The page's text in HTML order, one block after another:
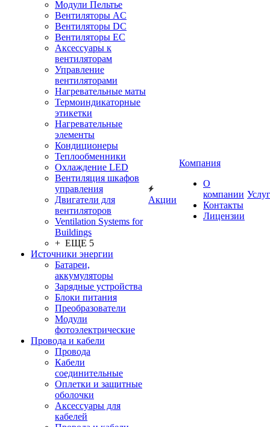
Модули Пельтье
Вентиляторы AC
Вентиляторы DC
Вентиляторы EC
Аксессуары к
вентиляторам
Управление
вентиляторами
Нагревательные маты
Термоиндикаторные
этикетки
Нагревательные
элементы
Кондиционеры
Теплообменники
Охлаждение LED
Вентиляция шкафов
управления
Двигатели для
вентиляторов
Ventilation Systems for
Buildings
+ ЕЩЕ 5
Источники энергии
Батареи,
аккумуляторы
Зарядные устройства
Блоки питания
Преобразователи
Модули
фотоэлектрические
Провода и кабели
Провода
Кабели
соединительные
Оплетки и защитные
оболочки
Аксессуары для
кабелей
Акции
Компания
О
компании
Контакты
Лицензии